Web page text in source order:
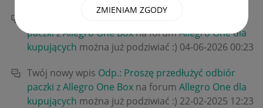
ZMIENIAM ZGODY
paczki z Allegro One Boxna forumAllegro One dla
kupujących można już podziwiać :) ‎04-06-2026 00:23
Twój nowy wpis Odp.: Proszę przedłużyć odbiór
paczki z Allegro One Box na forum Allegro One dla
kupujących można już podziwiać :) ‎22-02-2025 12:23